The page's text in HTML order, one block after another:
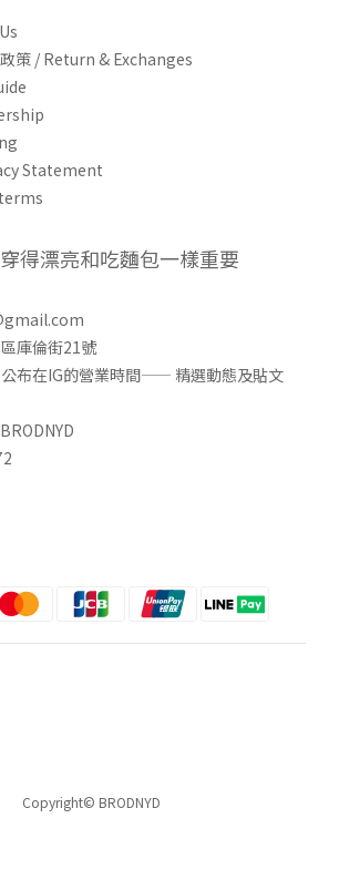
策 / Return & Exchanges
Statement
得漂亮和吃麵包一樣重要
庫倫街21號
公布在IG的營業時間—— 精選動態及貼文
Copyright© BRODNYD